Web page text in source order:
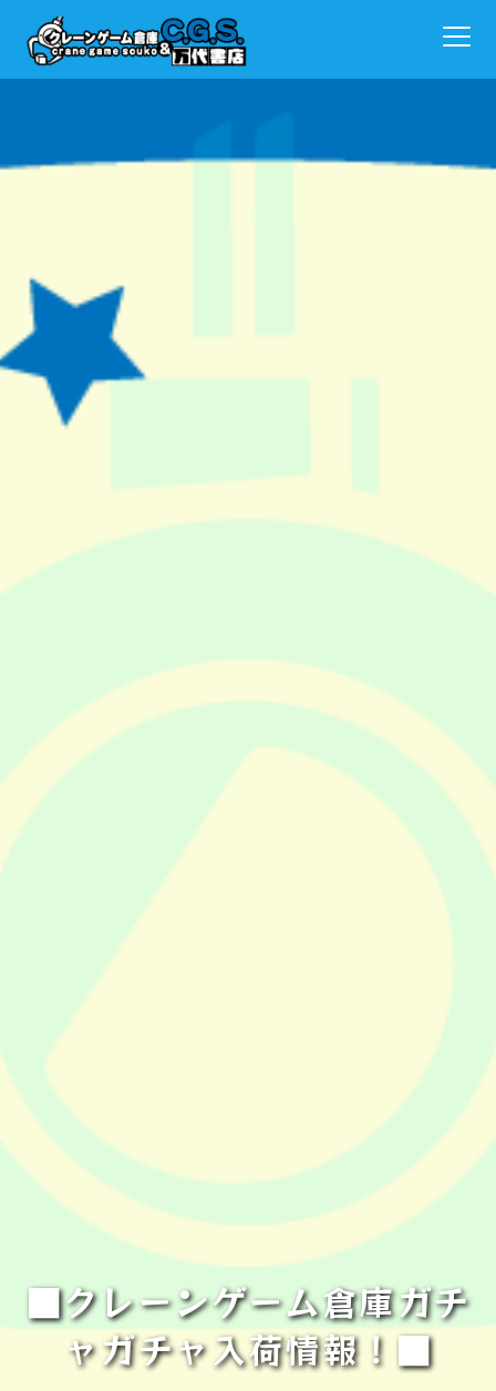
■クレーンゲーム倉庫ガチ
ャガチャ入荷情報！■